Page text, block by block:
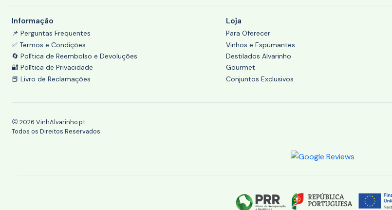
Informação
📌 Perguntas Frequentes
✅ Termos e Condições
🔄 Política de Reembolso e Devoluções
🔐 Política de Privacidade
📕 Livro de Reclamações
Loja
Para Oferecer
Vinhos e Espumantes
Destilados Alvarinho
Gourmet
Conjuntos Exclusivos
2026 VinhAlvarinho.pt.
Todos os Direitos Reservados.